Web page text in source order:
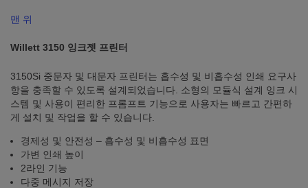
맨 위
Willett 3150 잉크젯 프린터
3150Si 중문자 및 대문자 프린터는 흡수성 및 비흡수성 인쇄 요구사
항을 충족할 수 있도록 설계되었습니다. 소형의 모듈식 설계 잉크 시
스템 및 사용이 편리한 프롬프트 기능으로 사용자는 빠르고 간편하
게 설치 및 작업을 할 수 있습니다.
경제성 및 안전성 – 흡수성 및 비흡수성 표면
가변 인쇄 높이
2라인 기능
다중 메시지 저장